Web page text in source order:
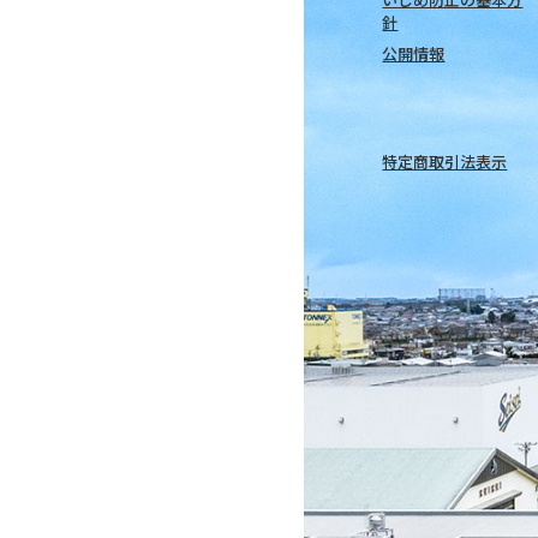
針
公開情報
特定商取引法表示